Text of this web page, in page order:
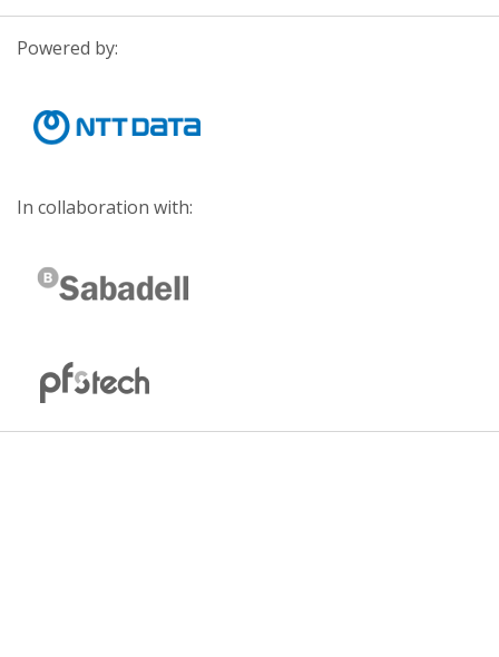
Powered by:
In collaboration with: